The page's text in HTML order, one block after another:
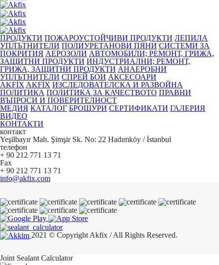
ПРОДУКТИ ПОЖАРОУСТОЙЧИВИ ПРОДУКТИ ЛЕПИЛА
УПЛЪТНИТЕЛИ ПОЛИУРЕТАНОВИ ПЯНИ СИСТЕМИ ЗА
ПОКРИТИЯ АЕРОЗОЛИ АВТОМОБИЛИ; РЕМОНТ, ГРИЖА,
ЗАЩИТНИ ПРОДУКТИ ИНДУСТРИАЛНИ; РЕМОНТ,
ГРИЖА, ЗАЩИТНИ ПРОДУКТИ АНАЕРОБНИ
УПЛЪТНИТЕЛИ СПРЕЙ БОИ АКСЕСОАРИ
AKFİX AKFİX ИЗСЛЕДОВАТЕЛСКА И РАЗВОЙНА
ПОЛИТИКА ПОЛИТИКА ЗА КАЧЕСТВОТО ПРАВНИ
ВЪПРОСИ И ПОВЕРИТЕЛНОСТ
МЕДИЯ КАТАЛОГ БРОШУРИ СЕРТИФИКАТИ ГАЛЕРИЯ
ВИДЕО
КОНТАКТИ
контакт
Yeşilbayır Mah. Şimşir Sk. No: 22 Hadımköy / İstanbul
телефон
+ 90 212 771 13 71
Fax
+ 90 212 771 13 71
info@akfix.com
2021 © Copyright Akfix / All Rights Reserved.
Joint Sealant Calculator